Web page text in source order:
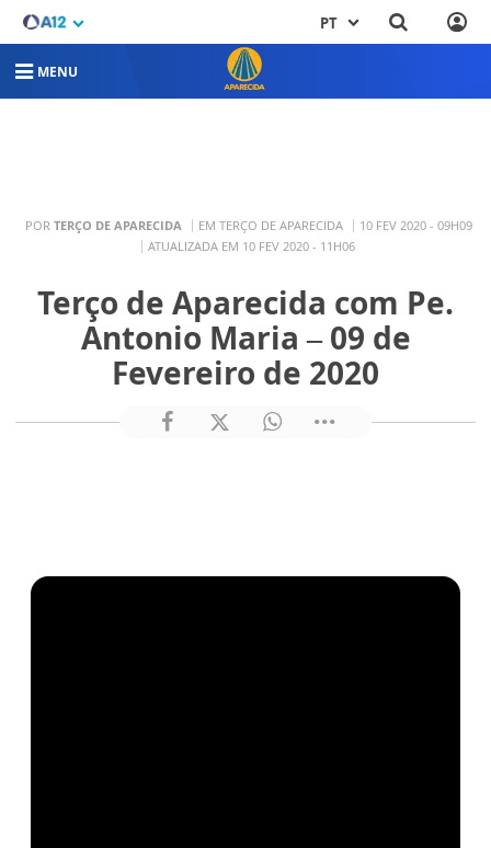
PT
MENU
POR TERÇO DE APARECIDA EM TERÇO DE APARECIDA
10 FEV 2020 - 09H09
ATUALIZADA EM 10 FEV 2020 - 11H06
Terço de Aparecida com Pe.
Antonio Maria – 09 de
Fevereiro de 2020